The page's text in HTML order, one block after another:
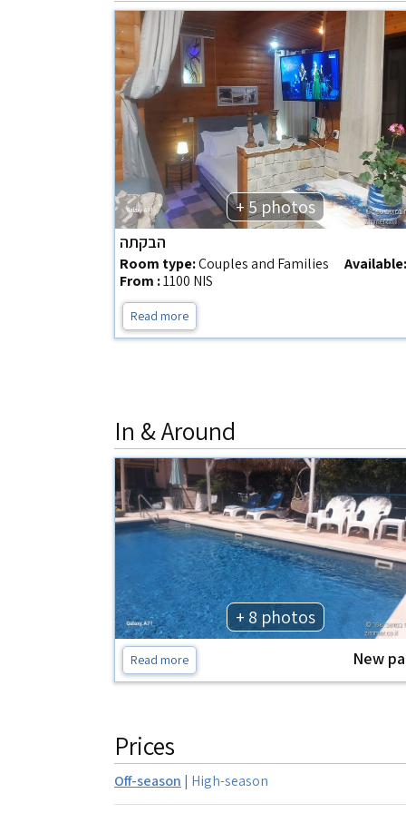
+ 5 photos
הבקתה
Room type:Couples and Families
Available:
From :1100 NIS
Read more
In & Around
+ 8 photos
New
Read more
Prices
Off-season | High-season